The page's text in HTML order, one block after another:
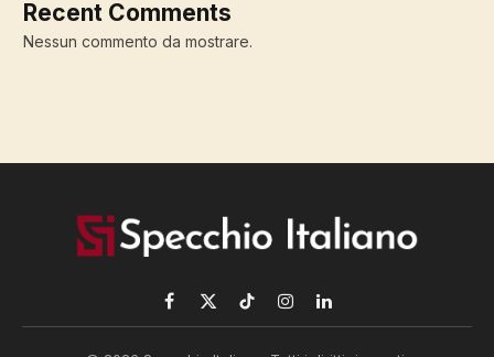
Recent Comments
Nessun commento da mostrare.
Facebook
X
TikTokInstagramLinkedIn